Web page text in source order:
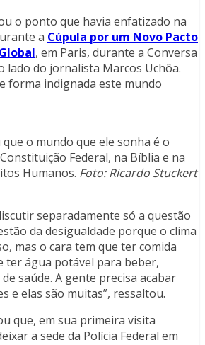
o ponto que havia enfatizado na
a Cúpula por um Novo Pacto
, em Paris, durante a Conversa
lado do jornalista Marcos Uchôa.
forma indignada este mundo
o mundo que ele sonha é o
Federal, na Bíblia e na
Humanos. Foto: Ricardo Stuckert
separadamente só a questão
da desigualdade porque o clima
mas o cara tem que ter comida
ter água potável para beber,
saúde. A gente precisa acabar
e elas são muitas”, ressaltou.
que, em sua primeira visita
a sede da Polícia Federal em